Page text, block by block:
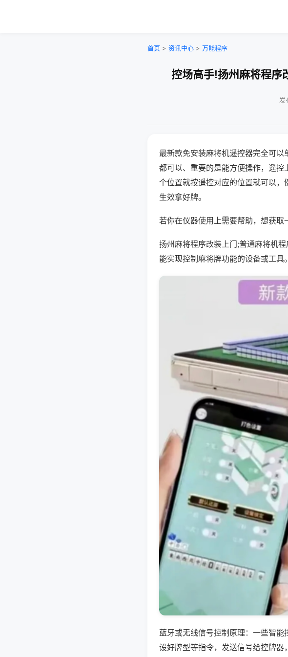
首页 > 资讯中心 > 万能程序
控场高手!扬州麻将程序
发
最新款免安装麻将机遥控器完全可
都可以、重要的是能方便操作，遥
个位置就按遥控对应的位置就可以
生效拿好牌。
若你在仪器使用上需要帮助，想获取
扬州麻将程序改装上门;普通麻将机
能实现控制麻将牌功能的设备或工具。
蓝牙或无线信号控制原理：一些智
设好牌型等指令，发送信号给控牌